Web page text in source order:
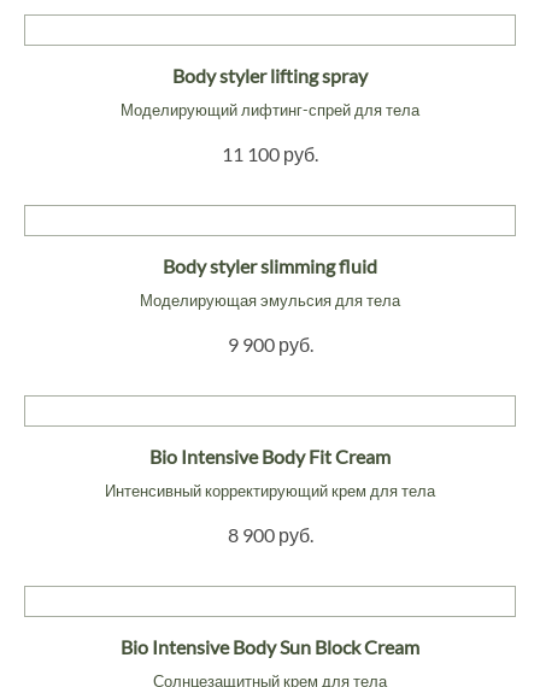
Body styler lifting spray
Моделирующий лифтинг-спрей для тела
11 100 руб.
Body styler slimming fluid
Моделирующая эмульсия для тела
9 900 руб.
Bio Intensive Body Fit Cream
Интенсивный корректирующий крем для тела
8 900 руб.
Bio Intensive Body Sun Block Cream
Солнцезащитный крем для тела